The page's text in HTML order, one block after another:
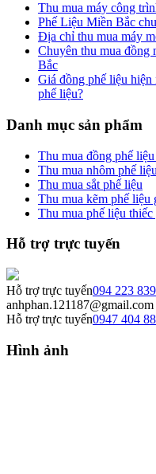
Thu mua máy công
Phế Liệu Miền Bắc
Địa chỉ thu mua máy
Chuyên thu mua đồng
Bắc
Giá đồng phế liệu hiện
phế liệu?
Danh mục sản phẩm
Thu mua đồng phế
Thu mua nhôm phế
Thu mua sắt phế liệu
Thu mua kẽm phế liệu
Thu mua phế liệu thiếc
Hỗ trợ trực tuyến
Hỗ trợ trực tuyến094 223
anhphan.121187@gmail.com
Hỗ trợ trực tuyến0947 404
Hình ảnh